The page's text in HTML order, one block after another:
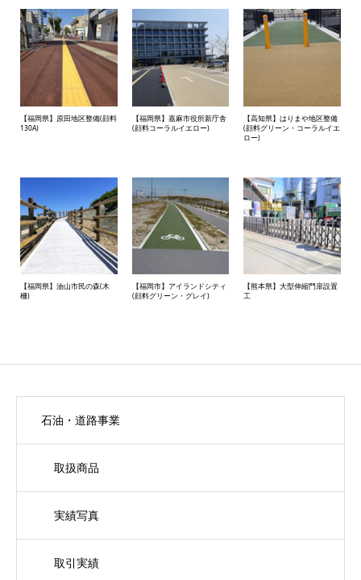
【福岡県】原田地区整備(顔料
130A)
【福岡県】嘉麻市役所新庁舎
(顔料コーラルイエロー)
【高知県】はりまや地区整備
(顔料グリーン・コーラルイエ
ロー)
【福岡県】油山市民の森(木
柵)
【福岡市】アイランドシティ
(顔料グリーン・グレイ)
【熊本県】大型伸縮門扉設置
工
石油・道路事業
取扱商品
実績写真
取引実績